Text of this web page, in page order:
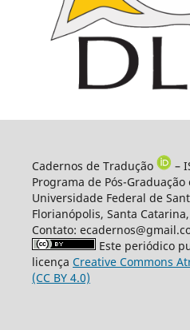
Cadernos de Tradução
–
Programa de Pós-
Universidade Federal de
Florianópolis, Santa
Contato:
Este periódico
licença Creative Commons
(CC BY 4.0)